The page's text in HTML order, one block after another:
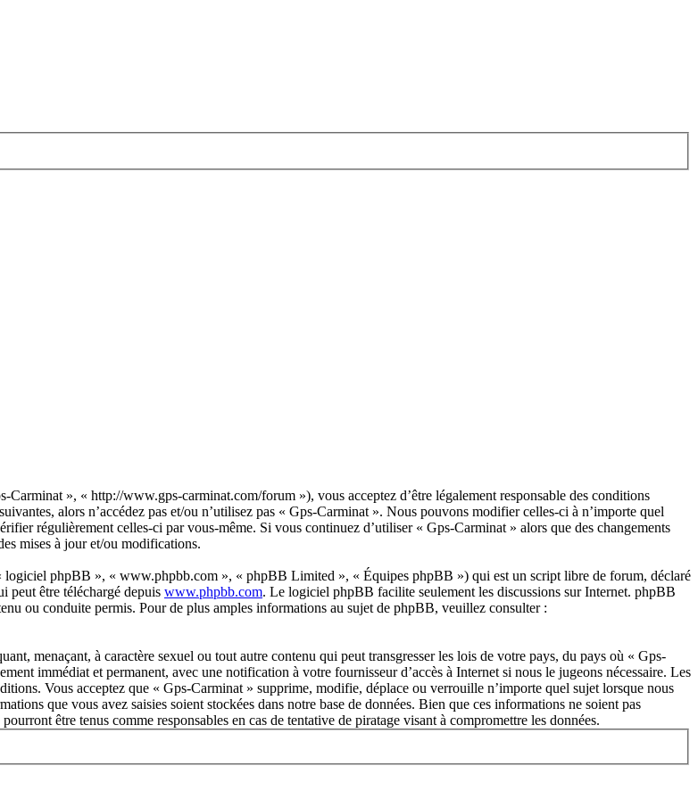
», « http://www.gps-carminat.com/forum »), vous acceptez d’être légalement responsable des conditions
alors n’accédez pas et/ou n’utilisez pas « Gps-Carminat ». Nous pouvons modifier celles-ci à n’importe quel
régulièrement celles-ci par vous-même. Si vous continuez d’utiliser « Gps-Carminat » alors que des changements
mises à jour et/ou modifications.
phpBB », « www.phpbb.com », « phpBB Limited », « Équipes phpBB ») qui est un script libre de forum, déclaré
peut être téléchargé depuis www.phpbb.com. Le logiciel phpBB facilite seulement les discussions sur Internet. phpBB
ou conduite permis. Pour de plus amples informations au sujet de phpBB, veuillez consulter :
menaçant, à caractère sexuel ou tout autre contenu qui peut transgresser les lois de votre pays, du pays où « Gps-
immédiat et permanent, avec une notification à votre fournisseur d’accès à Internet si nous le jugeons nécessaire. Les
Vous acceptez que « Gps-Carminat » supprime, modifie, déplace ou verrouille n’importe quel sujet lorsque nous
que vous avez saisies soient stockées dans notre base de données. Bien que ces informations ne soient pas
être tenus comme responsables en cas de tentative de piratage visant à compromettre les données.